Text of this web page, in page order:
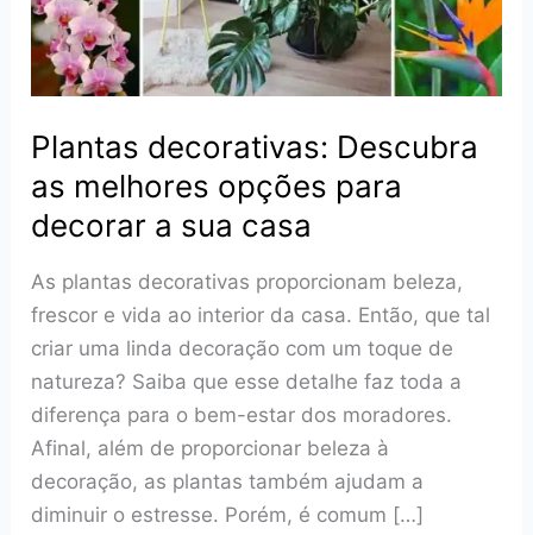
Plantas decorativas: Descubra
as melhores opções para
decorar a sua casa
As plantas decorativas proporcionam beleza,
frescor e vida ao interior da casa. Então, que tal
criar uma linda decoração com um toque de
natureza? Saiba que esse detalhe faz toda a
diferença para o bem-estar dos moradores.
Afinal, além de proporcionar beleza à
decoração, as plantas também ajudam a
diminuir o estresse. Porém, é comum […]